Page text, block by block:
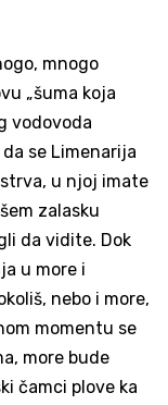
mnogo
„šuma koja
vodovoda
se Limenarija
u njoj imate
zalasku
da vidite. Dok
u more i
nebo i more,
momentu se
more bude
čamci plove ka